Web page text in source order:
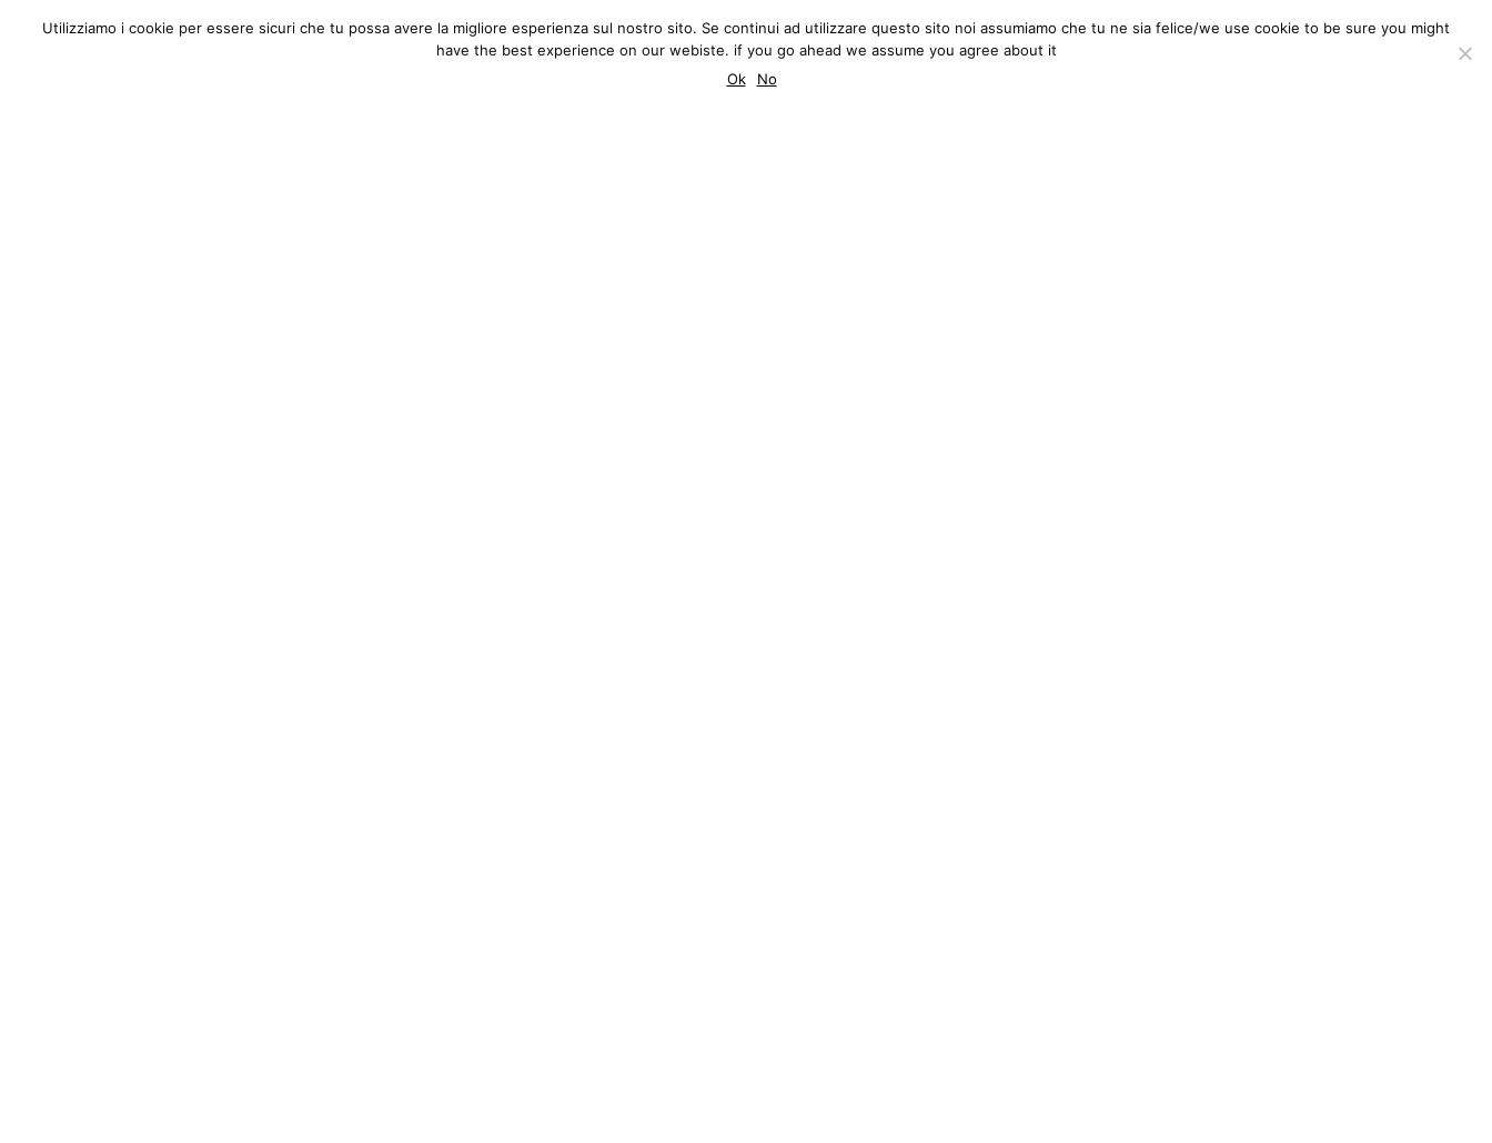
PORTFOLIO F.A.Q. BLOG PHOTOGRAPHY
MATTEO INNOCENTI
ONE TO ONE
Utilizziamo i cookie per essere sicuri che tu possa avere la migliore esperienza sul nostro sito. Se continui ad utilizzare questo sito noi assumiamo che tu ne sia felice/we use cookie to be sure you might
have the best experience on our webiste. if you go ahead we assume you agree about it
Ok
No